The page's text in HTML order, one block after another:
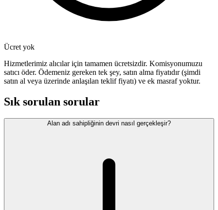
Ücret yok
Hizmetlerimiz alıcılar için tamamen ücretsizdir. Komisyonumuzu
satıcı öder. Ödemeniz gereken tek şey, satın alma fiyatıdır (şimdi
satın al veya üzerinde anlaşılan teklif fiyatı) ve ek masraf yoktur.
Sık sorulan sorular
Alan adı sahipliğinin devri nasıl gerçekleşir?